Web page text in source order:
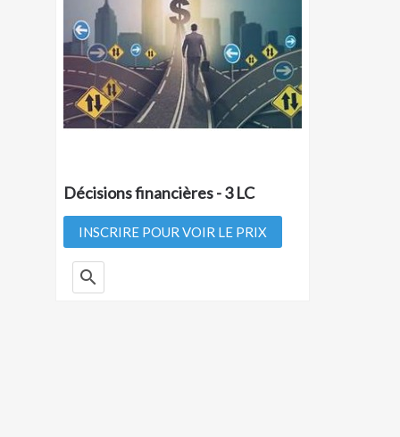
Décisions financières - 3 LC
INSCRIRE POUR VOIR LE PRIX
